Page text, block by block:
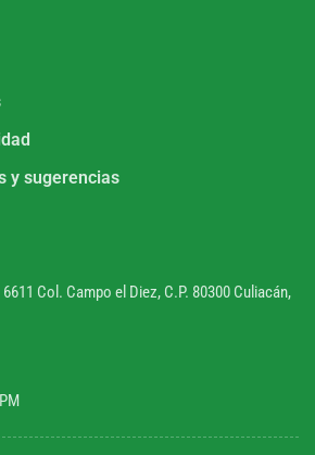
y sugerencias
Col. Campo el Diez, C.P. 80300 Culiacán,